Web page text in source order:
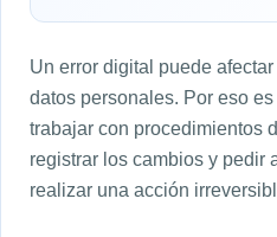
Un error digital puede
datos personales. Por eso
trabajar con procedimientos
registrar los cambios y pedir
realizar una acción